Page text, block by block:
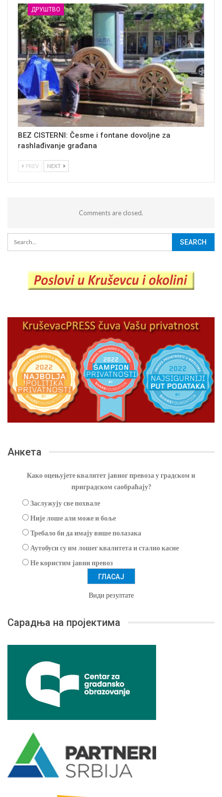
ДРУШТВО
BEZ CISTERNI: Česme i fontane dovoljne za
rashlađivanje građana
PREV NEXT
Comments are closed.
Анкета
Како оцењујете квалитет јавног превоза у градском и
приградском саобраћају?
Заслужују све похвале
Није лоше али може и боље
Требало би да имају више полазака
Аутобуси су им лошег квалитета и стално касне
Не користим јавни превоз
Види резултате
Сарадња на пројектима